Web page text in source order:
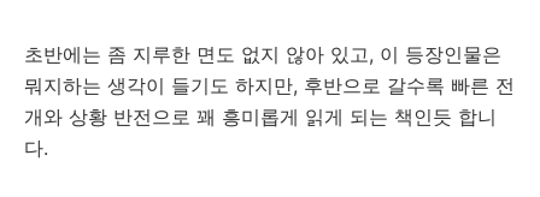
초반에는 좀 지루한 면도 없지 않아 있고, 이 등장인물은
뭐지하는 생각이 들기도 하지만, 후반으로 갈수록 빠른 전
개와 상황 반전으로 꽤 흥미롭게 읽게 되는 책인듯 합니
다.